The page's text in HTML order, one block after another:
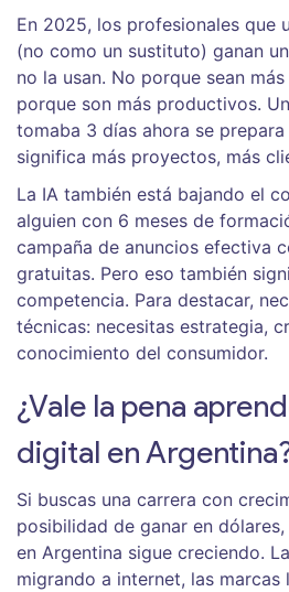
En 2025, los profesionales que
(no como un sustituto) ganan
no la usan. No porque sean
porque son más productivos.
tomaba 3 días ahora se prepara
significa más proyectos, más
La IA también está bajando el
alguien con 6 meses de
campaña de anuncios efectiva
gratuitas. Pero eso también
competencia. Para destacar,
técnicas: necesitas estrategia,
conocimiento del consumidor.
¿Vale la pena
digital en
Si buscas una carrera con
posibilidad de ganar en
en Argentina sigue creciendo.
migrando a internet, las marcas